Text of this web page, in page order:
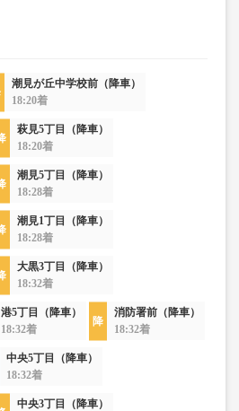
潮見が丘中学校前（降車）
18:20着
萩見5丁目（降車）
18:20着
潮見5丁目（降車）
18:28着
潮見1丁目（降車）
18:28着
大黒3丁目（降車）
18:32着
港5丁目（降車）
18:32着
消防署前（降車）
18:32着
中央5丁目（降車）
18:32着
中央3丁目（降車）